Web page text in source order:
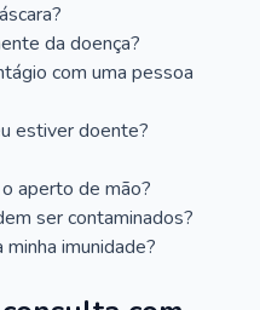
da doença?
com uma pessoa
estiver doente?
aperto de mão?
ser contaminados?
imunidade?